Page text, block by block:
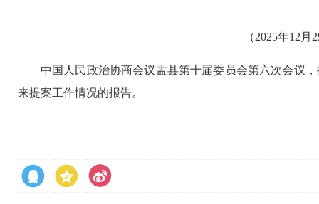
（2025年12
中国人民政治协商会议盂县第十届委员会第六次会议
来提案工作情况的报告。